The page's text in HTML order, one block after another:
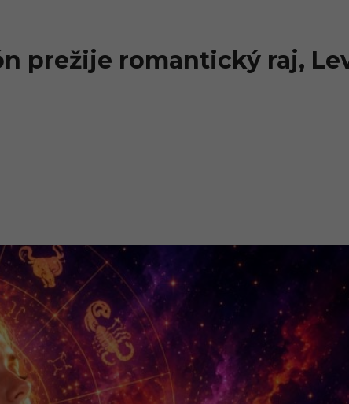
prežije romantický raj,